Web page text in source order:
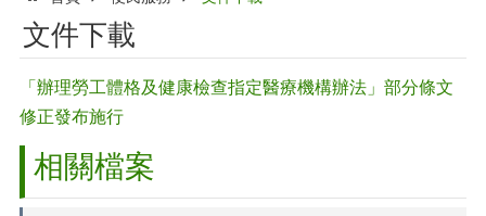
文件下載
「辦理勞工體格及健康檢查指定醫療機構辦法」部分條文
修正發布施行
相關檔案